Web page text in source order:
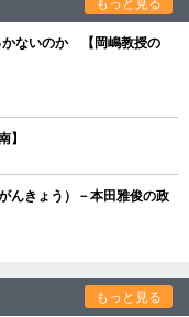
かないのか 【岡嶋教授の
】
んきょう）－本田雅俊の政
もっと見る